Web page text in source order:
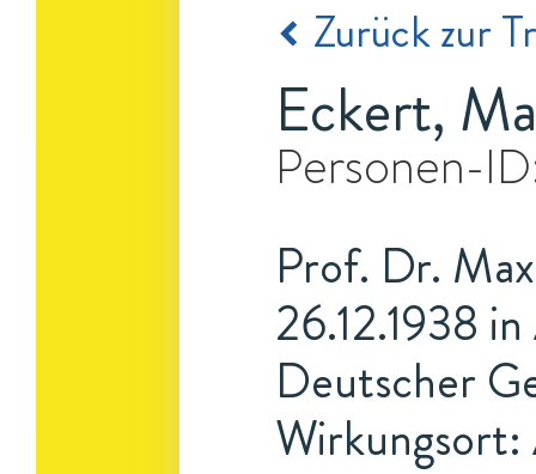
Zurück zur
Eckert,
Personen-
Prof. Dr.
26.12.1938
Deutscher
Wirkungsort: